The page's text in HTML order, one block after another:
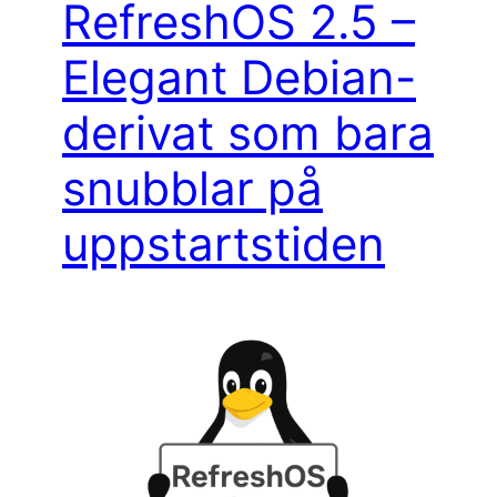
RefreshOS 2.5 –
Elegant Debian-
derivat som bara
snubblar på
uppstartstiden